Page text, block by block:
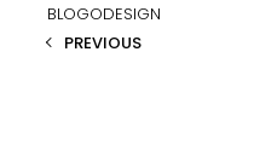
BLOGODESIGN
PREVIOUS